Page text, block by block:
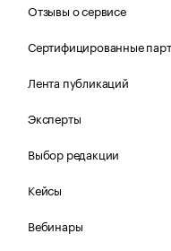
Отзывы о сервисе
Сертифицированные
Лента публикаций
Эксперты
Выбор редакции
Кейсы
Вебинары